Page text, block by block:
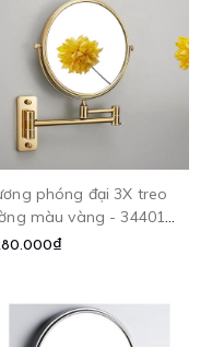
phóng đại 3X treo
màu vàng - 34401